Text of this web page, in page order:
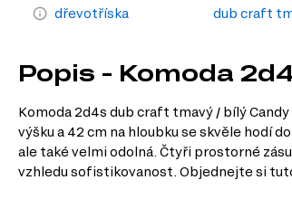
dřevotříska dub craft
Popis - Komoda
Komoda 2d4s dub craft tmavý / bílý
výšku a 42 cm na hloubku se skvěle hodí
ale také velmi odolná. Čtyři prostorné
vzhledu sofistikovanost. Objednejte si